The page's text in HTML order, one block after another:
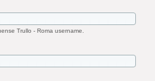
Trullo - Roma username.